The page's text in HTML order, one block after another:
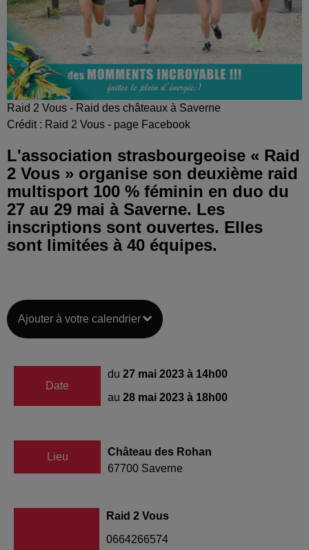
Raid 2 Vous - Raid des châteaux à Saverne
Crédit : Raid 2 Vous - page Facebook
L'association strasbourgeoise « Raid
2 Vous » organise son deuxième raid
multisport 100 % féminin en duo du
27 au 29 mai à Saverne. Les
inscriptions sont ouvertes. Elles
sont limitées à 40 équipes.
Ajouter à votre calendrier
Date
du 27 mai 2023 à 14h00
au 28 mai 2023 à 18h00
Lieu
Château des Rohan
67700 Saverne
Raid 2 Vous
0664266574